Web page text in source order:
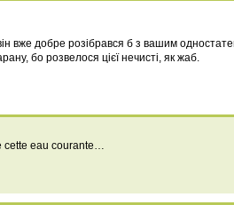
вже добре розібрався б з вашим
бо розвелося цієї нечисті, як жаб.
cette eau courante…